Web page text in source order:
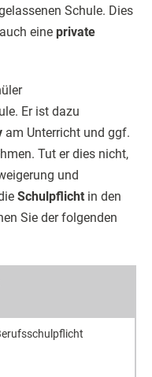
Schule. Dies
eine private
Er ist dazu
am Unterricht und ggf.
Tut er dies nicht,
und
Schulpflicht in den
Sie der folgenden